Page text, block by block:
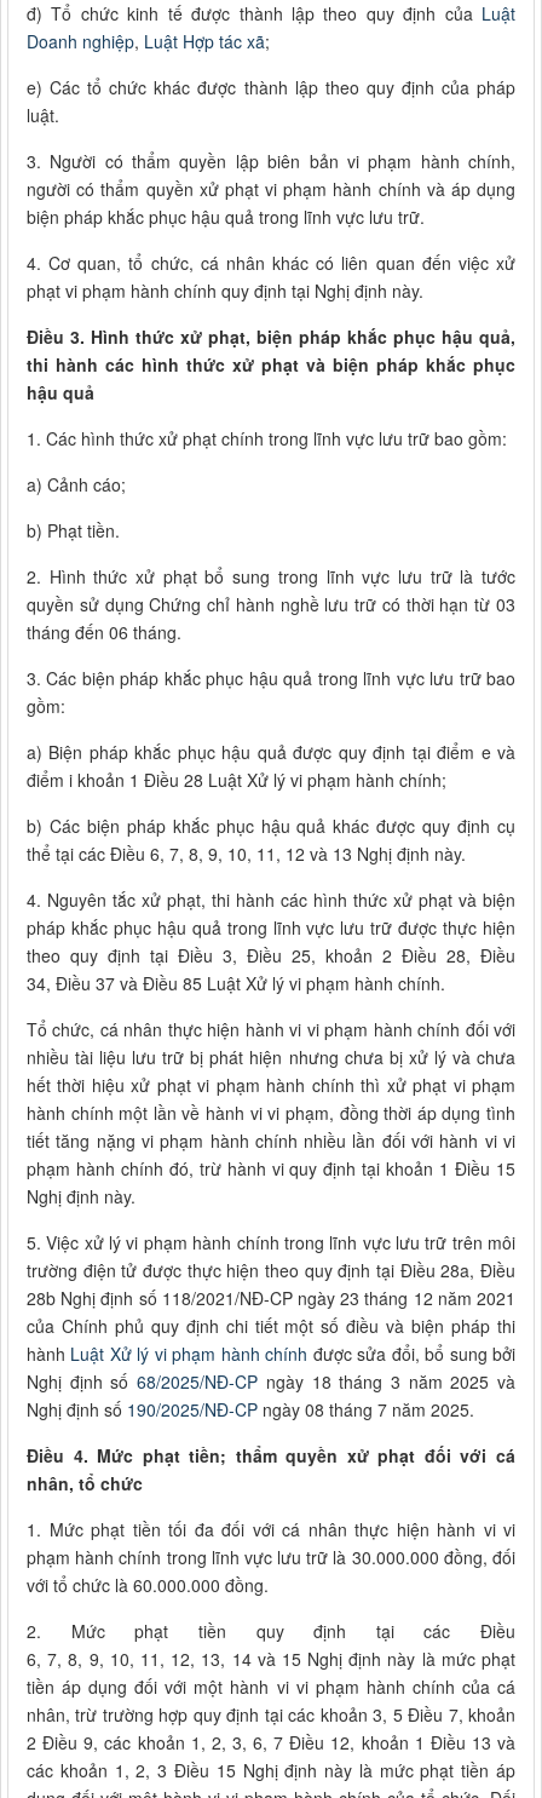
đ) Tổ chức kinh tế được thành lập theo quy định của Luật
Doanh nghiệp, Luật Hợp tác xã;
e) Các tổ chức khác được thành lập theo quy định của pháp
luật.
3. Người có thẩm quyền lập biên bản vi phạm hành chính,
người có thẩm quyền xử phạt vi phạm hành chính và áp dụng
biện pháp khắc phục hậu quả trong lĩnh vực lưu trữ.
4. Cơ quan, tổ chức, cá nhân khác có liên quan đến việc xử
phạt vi phạm hành chính quy định tại Nghị định này.
Điều 3. Hình thức xử phạt, biện pháp khắc phục hậu quả,
thi hành các hình thức xử phạt và biện pháp khắc phục
hậu quả
1. Các hình thức xử phạt chính trong lĩnh vực lưu trữ bao gồm:
a) Cảnh cáo;
b) Phạt tiền.
2. Hình thức xử phạt bổ sung trong lĩnh vực lưu trữ là tước
quyền sử dụng Chứng chỉ hành nghề lưu trữ có thời hạn từ 03
tháng đến 06 tháng.
3. Các biện pháp khắc phục hậu quả trong lĩnh vực lưu trữ bao
gồm:
a) Biện pháp khắc phục hậu quả được quy định tại điểm e và
điểm i khoản 1 Điều 28 Luật Xử lý vi phạm hành chính;
b) Các biện pháp khắc phục hậu quả khác được quy định cụ
thể tại các Điều 6, 7, 8, 9, 10, 11, 12 và 13 Nghị định này.
4. Nguyên tắc xử phạt, thi hành các hình thức xử phạt và biện
pháp khắc phục hậu quả trong lĩnh vực lưu trữ được thực hiện
theo quy định tại Điều 3, Điều 25, khoản 2 Điều 28, Điều
34, Điều 37 và Điều 85 Luật Xử lý vi phạm hành chính.
Tổ chức, cá nhân thực hiện hành vi vi phạm hành chính đối với
nhiều tài liệu lưu trữ bị phát hiện nhưng chưa bị xử lý và chưa
hết thời hiệu xử phạt vi phạm hành chính thì xử phạt vi phạm
hành chính một lần về hành vi vi phạm, đồng thời áp dụng tình
tiết tăng nặng vi phạm hành chính nhiều lần đối với hành vi vi
phạm hành chính đó, trừ hành vi quy định tại khoản 1 Điều 15
Nghị định này.
5. Việc xử lý vi phạm hành chính trong lĩnh vực lưu trữ trên môi
trường điện tử được thực hiện theo quy định tại Điều 28a, Điều
28b Nghị định số 118/2021/NĐ-CP ngày 23 tháng 12 năm 2021
của Chính phủ quy định chi tiết một số điều và biện pháp thi
hành Luật Xử lý vi phạm hành chính được sửa đổi, bổ sung bởi
Nghị định số68/2025/NĐ-CP ngày 18 tháng 3 năm 2025 và
Nghị định số 190/2025/NĐ-CP ngày 08 tháng 7 năm 2025.
Điều 4. Mức phạt tiền; thẩm quyền xử phạt đối với cá
nhân, tổ chức
1. Mức phạt tiền tối đa đối với cá nhân thực hiện hành vi vi
phạm hành chính trong lĩnh vực lưu trữ là 30.000.000 đồng, đối
với tổ chức là 60.000.000 đồng.
2. Mức phạt tiền quy định tại các Điều
6, 7, 8, 9, 10, 11, 12, 13, 14 và 15 Nghị định này là mức phạt
tiền áp dụng đối với một hành vi vi phạm hành chính của cá
nhân, trừ trường hợp quy định tại các khoản 3, 5 Điều 7, khoản
2 Điều 9, các khoản 1, 2, 3, 6, 7 Điều 12, khoản 1 Điều 13 và
các khoản 1, 2, 3 Điều 15 Nghị định này là mức phạt tiền áp